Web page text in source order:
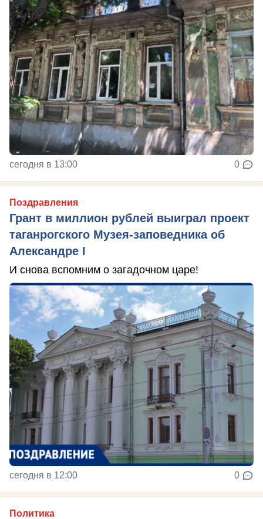
сегодня в 13:00 0
Поздравления
Грант в миллион рублей выиграл проект
таганрогского Музея-заповедника об
Александре I
И снова вспомним о загадочном царе!
сегодня в 12:00 0
Политика